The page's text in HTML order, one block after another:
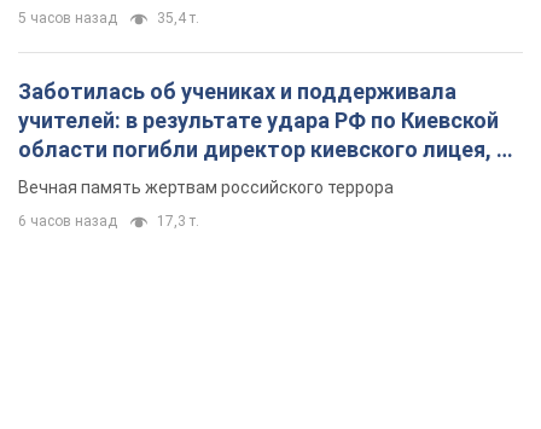
5 часов назад 35,4 т.
Заботилась об учениках и поддерживала
учителей: в результате удара РФ по Киевской
области погибли директор киевского лицея, её
муж и внук
Вечная память жертвам российского террора
6 часов назад 17,3 т.